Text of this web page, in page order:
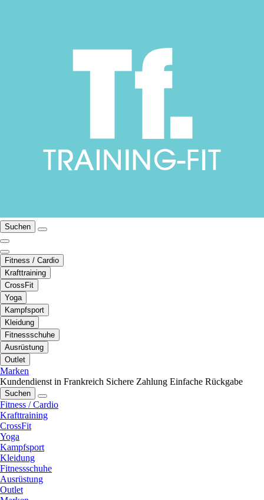
Suchen
Fitness / Cardio
Krafttraining
CrossFit
Yoga
Kampfsport
Kleidung
Fitnessschuhe
Ausrüstung
Outlet
Marken
Kundendienst in Frankreich Sichere Zahlung Einfache Rückgabe
Suchen
Fitness / Cardio
Krafttraining
CrossFit
Yoga
Kampfsport
Kleidung
Fitnessschuhe
Ausrüstung
Outlet